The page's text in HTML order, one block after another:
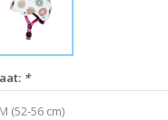
*
M (52-56 cm)